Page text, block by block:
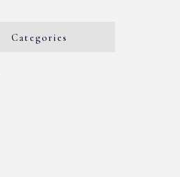
Categories